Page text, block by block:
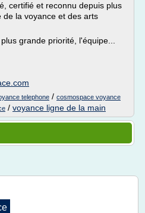
certifié et reconnu depuis plus
la voyance et des arts
grande priorité, l'équipe...
telephone / cosmospace voyance
/ voyance ligne de la main